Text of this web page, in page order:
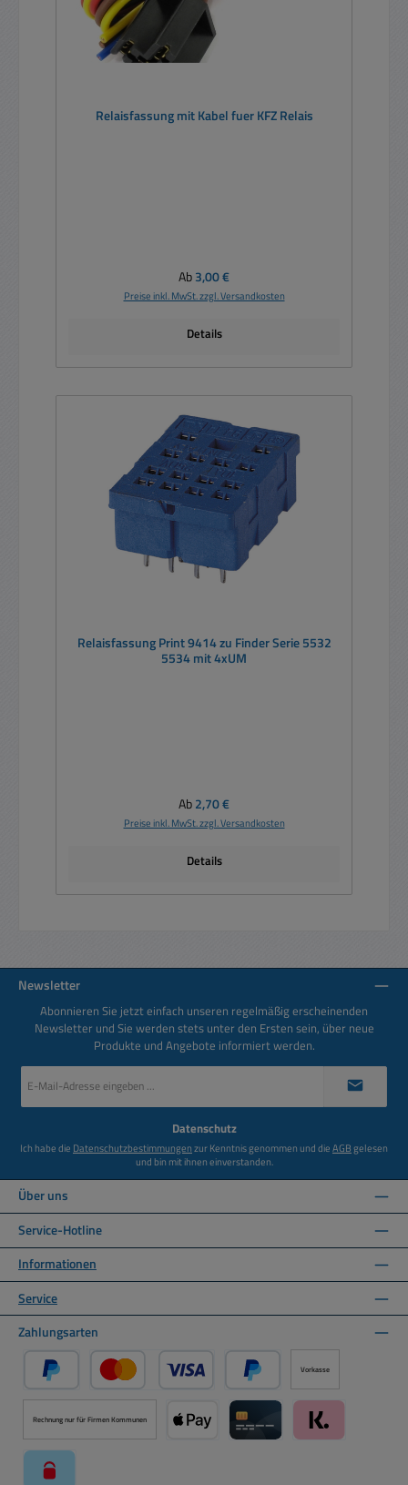
Relaisfassung mit Kabel fuer KFZ Relais
Regulärer Preis:
Ab3,00 €
Preise inkl. MwSt. zzgl. Versandkosten
Details
Relaisfassung Print 9414 zu Finder Serie 5532
5534 mit 4xUM
Regulärer Preis:
Ab2,70 €
Preise inkl. MwSt. zzgl. Versandkosten
Details
Newsletter
Abonnieren Sie jetzt einfach unseren regelmäßig erscheinenden
Newsletter und Sie werden stets unter den Ersten sein, über neue
Produkte und Angebote informiert werden.
Mail-
Datenschutz
Ich habe die Datenschutzbestimmungenzur Kenntnis genommen und dieAGBgelesen
und bin mit ihnen einverstanden.
Über uns
Service-Hotline
Informationen
Service
Zahlungsarten
PayPal Kredit- oder Debitkarte über PayPal
Später Bezahlen über PayPal
Vorkasse
Rechnung nur für Firmen Kommunen